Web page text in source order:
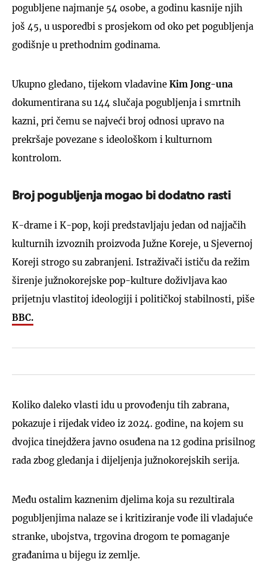
pogubljene najmanje 54 osobe, a godinu kasnije njih
još 45, u usporedbi s prosjekom od oko pet pogubljenja
godišnje u prethodnim godinama.
Ukupno gledano, tijekom vladavine Kim Jong-una
dokumentirana su 144 slučaja pogubljenja i smrtnih
kazni, pri čemu se najveći broj odnosi upravo na
prekršaje povezane s ideološkom i kulturnom
kontrolom.
Broj pogubljenja mogao bi dodatno rasti
K-drame i K-pop, koji predstavljaju jedan od najjačih
kulturnih izvoznih proizvoda Južne Koreje, u Sjevernoj
Koreji strogo su zabranjeni. Istraživači ističu da režim
širenje južnokorejske pop-kulture doživljava kao
prijetnju vlastitoj ideologiji i političkoj stabilnosti, piše
BBC.
Koliko daleko vlasti idu u provođenju tih zabrana,
pokazuje i rijedak video iz 2024. godine, na kojem su
dvojica tinejdžera javno osuđena na 12 godina prisilnog
rada zbog gledanja i dijeljenja južnokorejskih serija.
Među ostalim kaznenim djelima koja su rezultirala
pogubljenjima nalaze se i kritiziranje vođe ili vladajuće
stranke, ubojstva, trgovina drogom te pomaganje
građanima u bijegu iz zemlje.